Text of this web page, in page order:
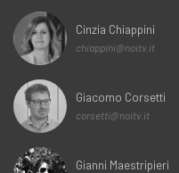
Cinzia Chiappini
chiappini@noitv.it
Giacomo Corsetti
corsetti@noitv.it
Gianni Maestripieri